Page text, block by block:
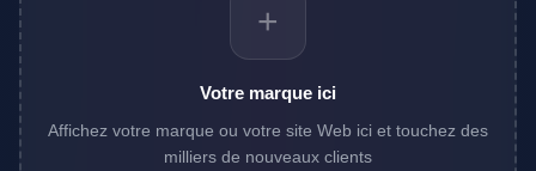
+
Votre marque ici
Affichez votre marque ou votre site Web ici et touchez des
milliers de nouveaux clients